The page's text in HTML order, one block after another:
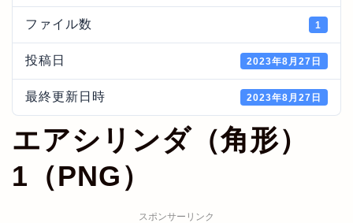
ファイル数 1
投稿日 2023年8月27日
最終更新日時 2023年8月27日
エアシリンダ（角形）
1（PNG）
スポンサーリンク